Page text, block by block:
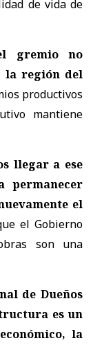
de vida de
gremio no
la región del
productivos
mantiene
llegar a ese
permanecer
el
el Gobierno
son una
de Dueños
es un
la